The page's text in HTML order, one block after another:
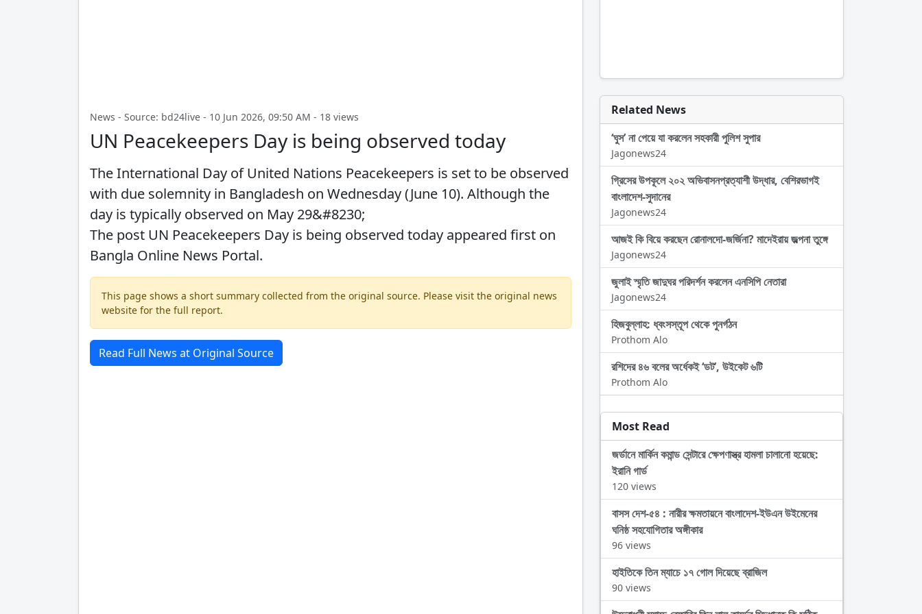
News - Source: bd24live - 10 Jun 2026, 09:50 AM - 18 views
UN Peacekeepers Day is being observed today
The International Day of United Nations Peacekeepers is set to be observed
with due solemnity in Bangladesh on Wednesday (June 10). Although the
day is typically observed on May 29&#8230;
The post UN Peacekeepers Day is being observed today appeared first on
Bangla Online News Portal.
This page shows a short summary collected from the original source. Please visit the original news
website for the full report.
Read Full News at Original Source
Related News
‘ঘুস’ না পেয়ে যা করলেন সহকারী পুলিশ সুপার
Jagonews24
গ্রিসের উপকূলে ২০২ অভিবাসনপ্রত্যাশী উদ্ধার, বেশিরভাগই
বাংলাদেশ-সুদানের
Jagonews24
আজই কি বিয়ে করছেন রোনালদো-জর্জিনা? মাদেইরায় জল্পনা তুঙ্গে
Jagonews24
জুলাই স্মৃতি জাদুঘর পরিদর্শন করলেন এনসিপি নেতারা
Jagonews24
হিজবুল্লাহ: ধ্বংসস্তূপ থেকে পুনর্গঠন
Prothom Alo
রশিদের ৪৬ বলের অর্ধেকই ‘ডট’, উইকেট ৬টি
Prothom Alo
Most Read
জর্ডানে মার্কিন কমান্ড সেন্টারে ক্ষেপণাস্ত্র হামলা চালানো হয়েছে:
ইরানি গার্ড
120 views
বাসস দেশ-৫৪ : নারীর ক্ষমতায়নে বাংলাদেশ-ইউএন উইমেনের
ঘনিষ্ঠ সহযোগিতার অঙ্গীকার
96 views
হাইতিকে তিন ম্যাচে ১৭ গোল দিয়েছে ব্রাজিল
90 views